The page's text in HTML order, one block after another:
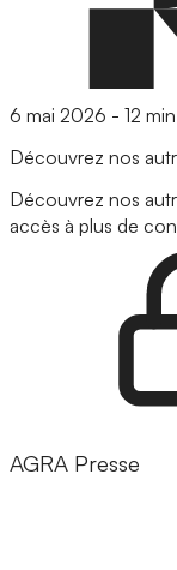
6 mai 2026 - 12 min
Découvrez nos
Découvrez nos
accès à plus de
AGRA Presse